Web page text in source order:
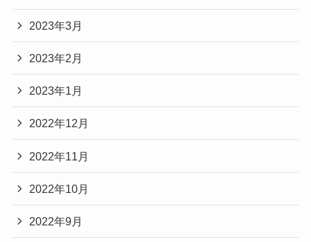
2023年3月
2023年2月
2023年1月
2022年12月
2022年11月
2022年10月
2022年9月